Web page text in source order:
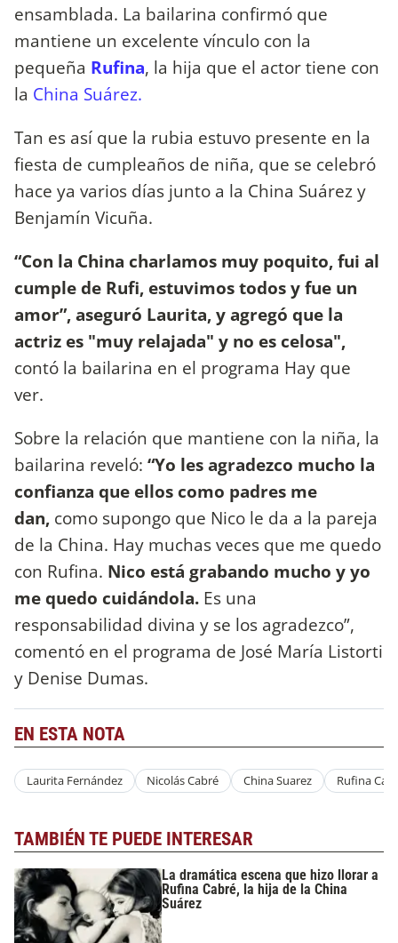
ensamblada. La bailarina confirmó que
mantiene un excelente vínculo con la
pequeña Rufina, la hija que el actor tiene con
la China Suárez.
Tan es así que la rubia estuvo presente en la
fiesta de cumpleaños de niña, que se celebró
hace ya varios días junto a la China Suárez y
Benjamín Vicuña.
“Con la China charlamos muy poquito, fui al
cumple de Rufi, estuvimos todos y fue un
amor”, aseguró Laurita, y agregó que la
actriz es "muy relajada" y no es celosa",
contó la bailarina en el programa Hay que
ver.
Sobre la relación que mantiene con la niña, la
bailarina reveló: “Yo les agradezco mucho la
confianza que ellos como padres me
dan, como supongo que Nico le da a la pareja
de la China. Hay muchas veces que me quedo
con Rufina. Nico está grabando mucho y yo
me quedo cuidándola. Es una
responsabilidad divina y se los agradezco”,
comentó en el programa de José María Listorti
y Denise Dumas.
EN ESTA NOTA
Laurita Fernández Nicolás Cabré China Suarez Rufina
TAMBIÉN TE PUEDE INTERESAR
La dramática escena que hizo llorar a
Rufina Cabré, la hija de la China
Suárez